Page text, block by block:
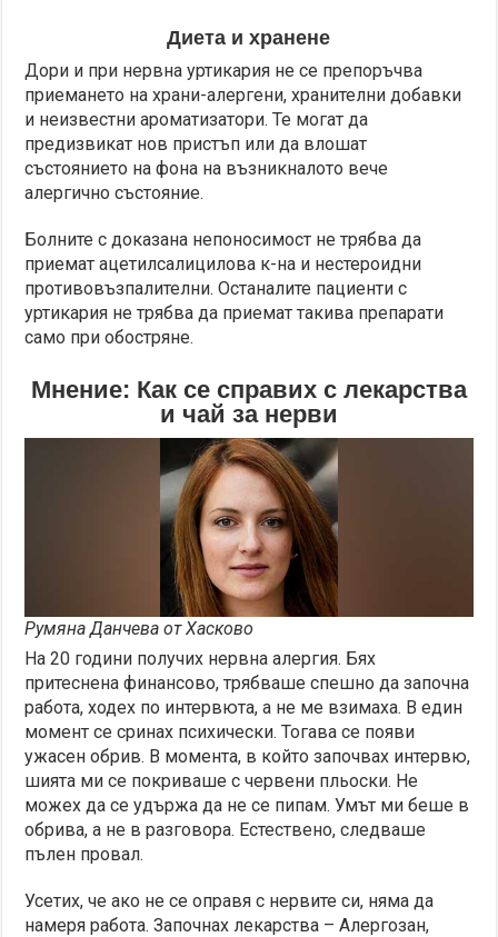
Диета и хранене
Дори и при нервна уртикария не се препоръчва
приемането на храни-алергени, хранителни добавки
и неизвестни ароматизатори. Те могат да
предизвикат нов пристъп или да влошат
състоянието на фона на възникналото вече
алергично състояние.
Болните с доказана непоносимост не трябва да
приемат ацетилсалицилова к-на и нестероидни
противовъзпалителни. Останалите пациенти с
уртикария не трябва да приемат такива препарати
само при обостряне.
Мнение: Как се справих с лекарства
и чай за нерви
Румяна Данчева от Хасково
На 20 години получих нервна алергия. Бях
притеснена финансово, трябваше спешно да започна
работа, ходех по интервюта, а не ме взимаха. В един
момент се сринах психически. Тогава се появи
ужасен обрив. В момента, в който започвах интервю,
шията ми се покриваше с червени пльоски. Не
можех да се удържа да не се пипам. Умът ми беше в
обрива, а не в разговора. Естествено, следваше
пълен провал.
Усетих, че ако не се оправя с нервите си, няма да
намеря работа. Започнах лекарства – Алергозан,